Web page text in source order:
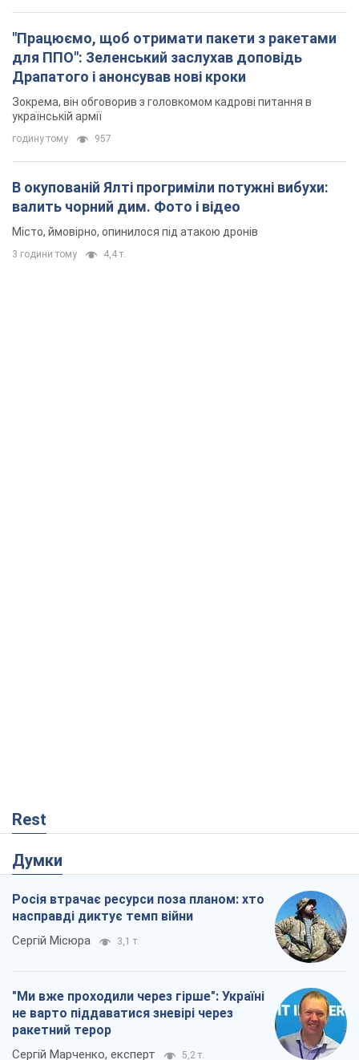
"Працюємо, щоб отримати пакети з ракетами
для ППО": Зеленський заслухав доповідь
Драпатого і анонсував нові кроки
Зокрема, він обговорив з головкомом кадрові питання в
українській армії
годину тому 957
В окупованій Ялті прогриміли потужні вибухи:
валить чорний дим. Фото і відео
Місто, ймовірно, опинилося під атакою дронів
3 години тому 4,4 т.
Rest
Думки
Росія втрачає ресурси поза планом: хто
насправді диктує темп війни
Сергій Місюра 3,1 т.
"Ми вже проходили через гірше": Україні
не варто піддаватися зневірі через
ракетний терор
Сергій Марченко, експерт 5,2 т.